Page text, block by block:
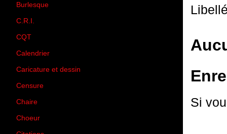
Si
Burlesque
C.R.I.
CQT
Calendrier
Caricature et dessin
Censure
Chaire
Choeur